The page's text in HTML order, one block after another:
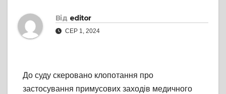
Від editor
СЕР 1, 2024
До суду скеровано клопотання про
застосування примусових заходів медичного